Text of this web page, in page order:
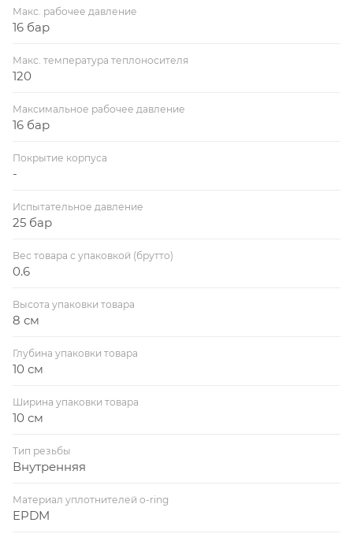
Макс. рабочее давление
16 бар
Макс. температура теплоносителя
120
Максимальное рабочее давление
16 бар
Покрытие корпуса
-
Испытательное давление
25 бар
Вес товара с упаковкой (брутто)
0.6
Высота упаковки товара
8 см
Глубина упаковки товара
10 см
Ширина упаковки товара
10 см
Тип резьбы
Внутренняя
Материал уплотнителей o-ring
EPDM